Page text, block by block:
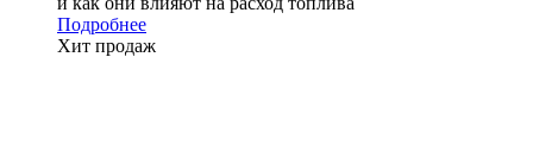
Подробнее
Хит продаж